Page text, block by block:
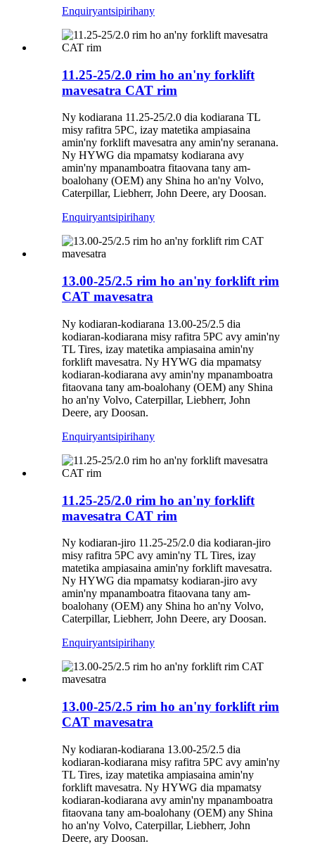
Enquiryantsipirihany
11.25-25/2.0 rim ho an'ny forklift
mavesatra CAT rim
Ny kodiarana 11.25-25/2.0 dia kodiarana TL
misy rafitra 5PC, izay matetika ampiasaina
amin'ny forklift mavesatra any amin'ny seranana.
Ny HYWG dia mpamatsy kodiarana avy
amin'ny mpanamboatra fitaovana tany am-
boalohany (OEM) any Shina ho an'ny Volvo,
Caterpillar, Liebherr, John Deere, ary Doosan.
Enquiryantsipirihany
13.00-25/2.5 rim ho an'ny forklift rim
CAT mavesatra
Ny kodiaran-kodiarana 13.00-25/2.5 dia
kodiaran-kodiarana misy rafitra 5PC avy amin'ny
TL Tires, izay matetika ampiasaina amin'ny
forklift mavesatra. Ny HYWG dia mpamatsy
kodiaran-kodiarana avy amin'ny mpanamboatra
fitaovana tany am-boalohany (OEM) any Shina
ho an'ny Volvo, Caterpillar, Liebherr, John
Deere, ary Doosan.
Enquiryantsipirihany
11.25-25/2.0 rim ho an'ny forklift
mavesatra CAT rim
Ny kodiaran-jiro 11.25-25/2.0 dia kodiaran-jiro
misy rafitra 5PC avy amin'ny TL Tires, izay
matetika ampiasaina amin'ny forklift mavesatra.
Ny HYWG dia mpamatsy kodiaran-jiro avy
amin'ny mpanamboatra fitaovana tany am-
boalohany (OEM) any Shina ho an'ny Volvo,
Caterpillar, Liebherr, John Deere, ary Doosan.
Enquiryantsipirihany
13.00-25/2.5 rim ho an'ny forklift rim
CAT mavesatra
Ny kodiaran-kodiarana 13.00-25/2.5 dia
kodiaran-kodiarana misy rafitra 5PC avy amin'ny
TL Tires, izay matetika ampiasaina amin'ny
forklift mavesatra. Ny HYWG dia mpamatsy
kodiaran-kodiarana avy amin'ny mpanamboatra
fitaovana tany am-boalohany (OEM) any Shina
ho an'ny Volvo, Caterpillar, Liebherr, John
Deere, ary Doosan.